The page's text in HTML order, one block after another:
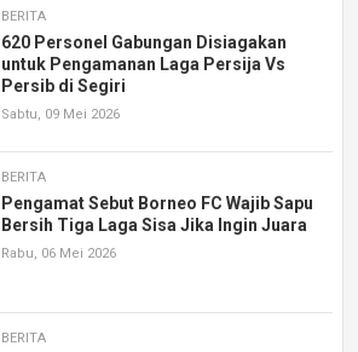
BERITA
620 Personel Gabungan Disiagakan
untuk Pengamanan Laga Persija Vs
Persib di Segiri
Sabtu, 09 Mei 2026
BERITA
Pengamat Sebut Borneo FC Wajib Sapu
Bersih Tiga Laga Sisa Jika Ingin Juara
Rabu, 06 Mei 2026
BERITA